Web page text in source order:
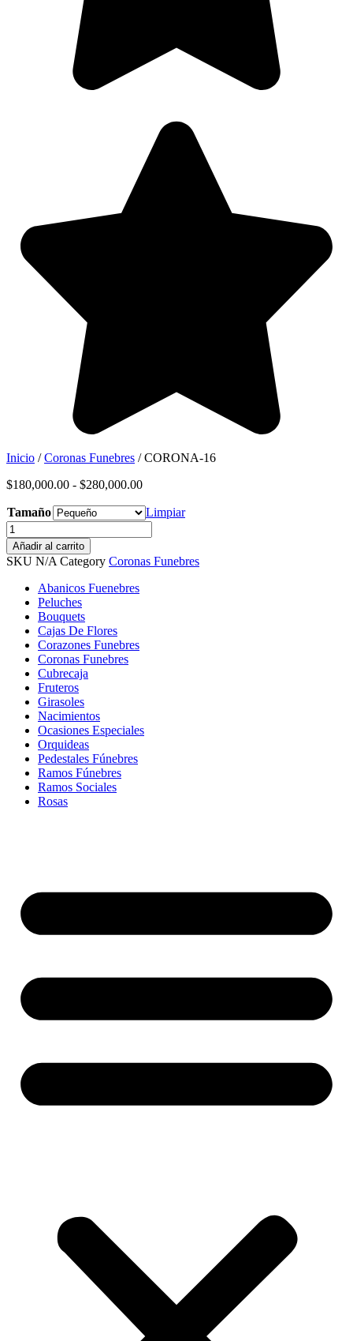
Inicio /Coronas Funebres / CORONA-16
$180,000.00 - $280,000.00Rango
precios:
desde
$180,000.00
hasta
$280,000.00
Tamaño
Limpiar
CORONA-
16
cantidad
Añadir al carrito
SKU N/A Category Coronas Funebres
Abanicos Fuenebres
Peluches
Bouquets
Cajas De Flores
Corazones Funebres
Coronas Funebres
Cubrecaja
Fruteros
Girasoles
Nacimientos
Ocasiones Especiales
Orquideas
Pedestales Fúnebres
Ramos Fúnebres
Ramos Sociales
Rosas